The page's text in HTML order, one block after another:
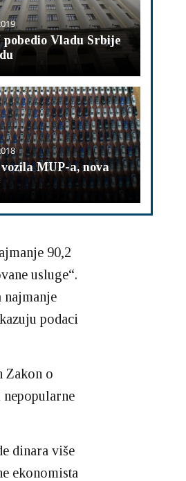
pobedio Vladu Srbije
MUP-a, nova
90,2
usluge“.
podaci
Zakon o
nepopularne
dinara više
ekonomista